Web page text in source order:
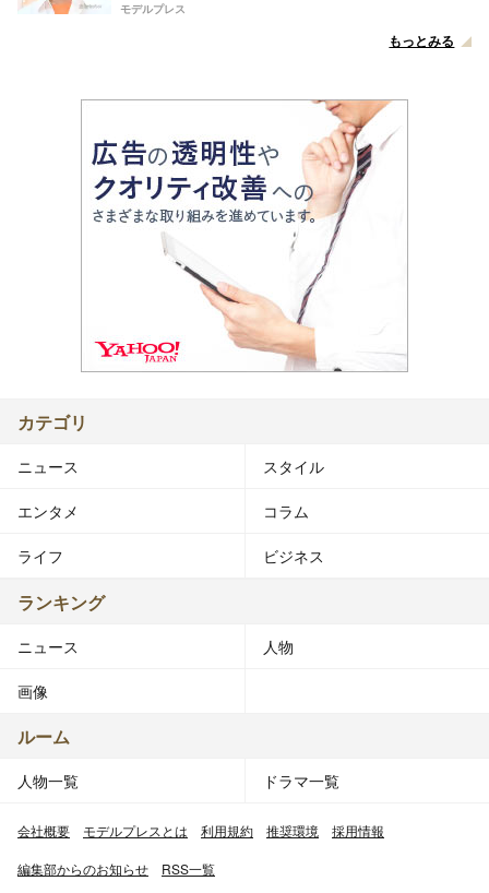
モデルプレス
もっとみる
カテゴリ
ニュース スタイル
エンタメ コラム
ライフ ビジネス
ランキング
ニュース 人物
画像
ルーム
人物一覧 ドラマ一覧
会社概要 モデルプレスとは 利用規約 推奨環境 採用情報
編集部からのお知らせ RSS一覧